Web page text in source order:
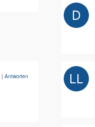
| Antworten